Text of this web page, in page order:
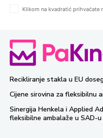
Klikom na kvadratić prihvaćate
Recikliranje stakla u EU
Cijene sirovina za fleksibilnu
Sinergija Henkela i Applied
fleksibilne ambalaže u SAD-u